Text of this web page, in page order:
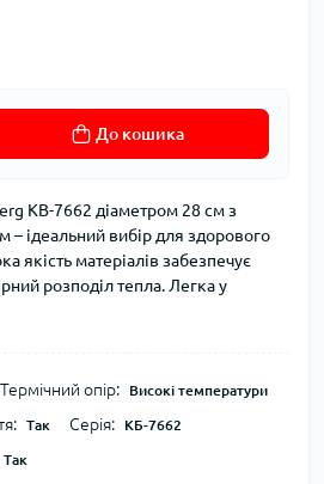
До кошика
KB-7662 діаметром 28 см з
ідеальний вибір для здорового
якість матеріалів забезпечує
розподіл тепла. Легка у
Термічний опір: Високі температури
Так Серія: КБ-7662
Так